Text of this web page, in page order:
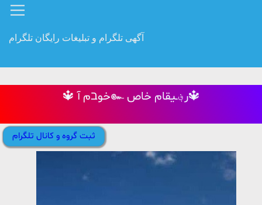
آگهی تلگرام و تبلیغات رایگان تلگرام
🔱 خوבم آ๛ ر؋ـیقام خاص🔱
ثبت گروه و کانال تلگرام